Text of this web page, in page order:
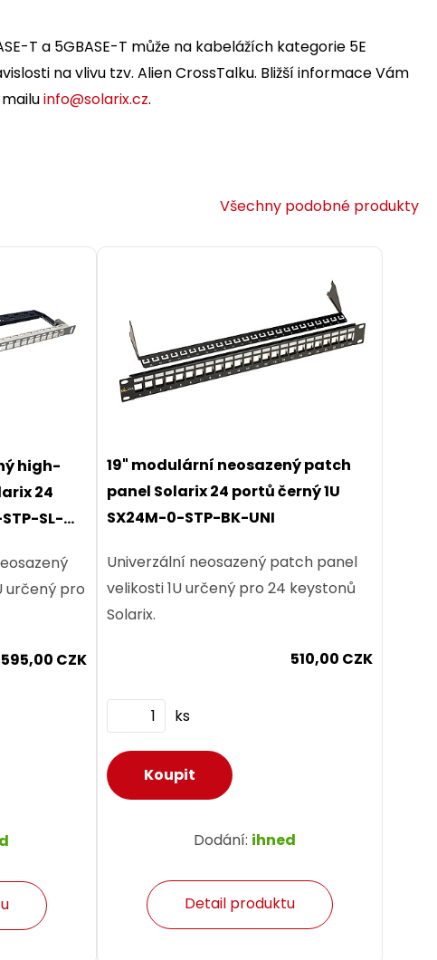
T a 5GBASE-T může na kabelážích kategorie 5E
na vlivu tzv. Alien CrossTalku. Bližší informace Vám
info@solarix.cz.
Všechny podobné produkty
high-
24
SL-
určený pro
595,00 CZK
19" modulární neosazený patch
panel Solarix 24 portů černý 1U
SX24M-0-STP-BK-UNI
Univerzální neosazený patch panel
velikosti 1U určený pro 24 keystonů
Solarix.
510,00 CZK
ks
Dodání: ihned
Detail produktu